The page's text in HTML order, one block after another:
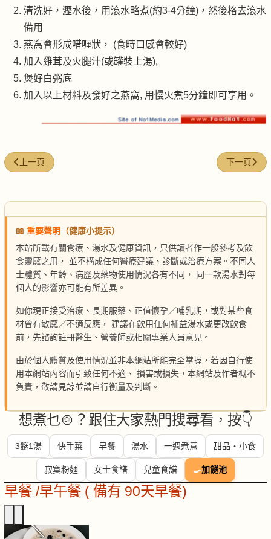
清洗好，瀝水後，用滾水略煮(約3-4分鐘)，然後格去滾水
備用
燕窩會形成唶喱狀， (食時口感會較好)
加入雞茸及火腿汁(或罐裝上湯),
煲好白粥底
加入以上材料及發好之燕窩, 用慢火煮5分鐘即可享用。
上一篇文章: 浸發雪蛤膏秘訣
上一頁 下一篇文章
下一頁
📖 重要聲明
（健康小提示）
本站所載有關食療、湯水及健康資訊，只供讀者作一般參考及飲
食靈感之用， 並不構成任何醫療建議、診斷或治療方案。不同人
士體質、年齡、病歷及藥物使用情況各有不同， 同一款湯水對每
個人的影響亦可能有所差異。
如你現正接受治療、長期服藥、正值懷孕／哺乳期，或對某些食
材曾有敏感／不適反應， 建議在飲用任何補益湯水或更改飲食
前，先諮詢註冊醫生、營養師或相關專業人員意見。
由於個人體質及使用情況並非本網站所能完全掌握，若因自行使
用本網站內容而引致任何不適、 損害或損失，本網站及作者概不
負責，敬請見諒並請自行衡量及判斷。
想煮乜🍲？跟住大家熱門搜尋看，按👇
3餸1湯 快手菜 早餐 湯水 一週煮意 甜品・小食
寂寞粉麵 女士食譜 兒童食譜 🍳加餸池
早餐 /早午餐 ( 備有 90天早餐)